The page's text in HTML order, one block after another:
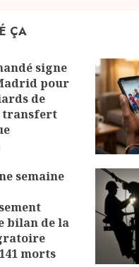
ÇA
signe
pour
de
transfert
semaine
bilan de la
morts